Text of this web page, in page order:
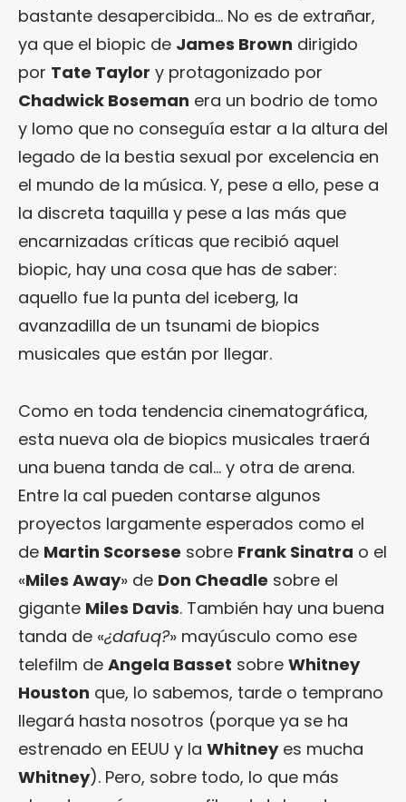
bastante desapercibida… No es de extrañar,
ya que el biopic de James Brown dirigido
por Tate Taylor y protagonizado por
Chadwick Boseman era un bodrio de tomo
y lomo que no conseguía estar a la altura del
legado de la bestia sexual por excelencia en
el mundo de la música. Y, pese a ello, pese a
la discreta taquilla y pese a las más que
encarnizadas críticas que recibió aquel
biopic, hay una cosa que has de saber:
aquello fue la punta del iceberg, la
avanzadilla de un tsunami de biopics
musicales que están por llegar.
Como en toda tendencia cinematográfica,
esta nueva ola de biopics musicales traerá
una buena tanda de cal… y otra de arena.
Entre la cal pueden contarse algunos
proyectos largamente esperados como el
de Martin Scorsese sobre Frank Sinatra o el
«Miles Away» de Don Cheadle sobre el
gigante Miles Davis. También hay una buena
tanda de «¿dafuq?» mayúsculo como ese
telefilm de Angela Basset sobre Whitney
Houston que, lo sabemos, tarde o temprano
llegará hasta nosotros (porque ya se ha
estrenado en EEUU y la Whitneyes mucha
Whitney). Pero, sobre todo, lo que más